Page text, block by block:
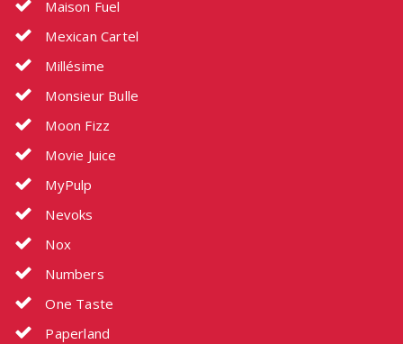
Maison Fuel
Mexican Cartel
Millésime
Monsieur Bulle
Moon Fizz
Movie Juice
MyPulp
Nevoks
Nox
Numbers
One Taste
Paperland